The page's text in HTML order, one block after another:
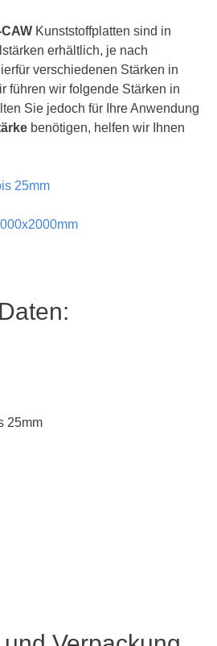
CAW Kunststoffplatten sind in
erhältlich, je nach
verschiedenen Stärken in
führen wir folgende Stärken in
Sie jedoch für Ihre Anwendung
benötigen, helfen wir Ihnen
25mm
25mm